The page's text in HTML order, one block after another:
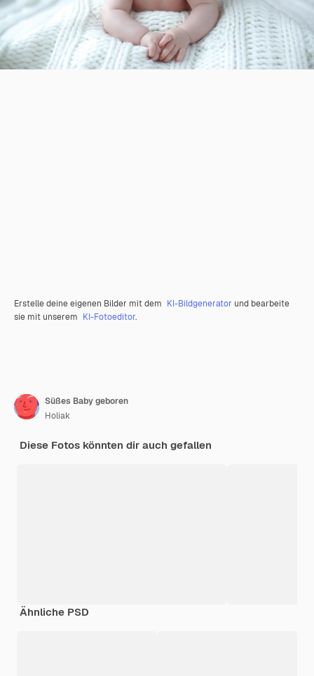
Erstelle deine eigenen Bilder mit dem KI-Bildgenerator und bearbeite
sie mit unserem KI-Fotoeditor.
Süßes Baby geboren
Holiak
Diese Fotos könnten dir auch gefallen
Ähnliche PSD